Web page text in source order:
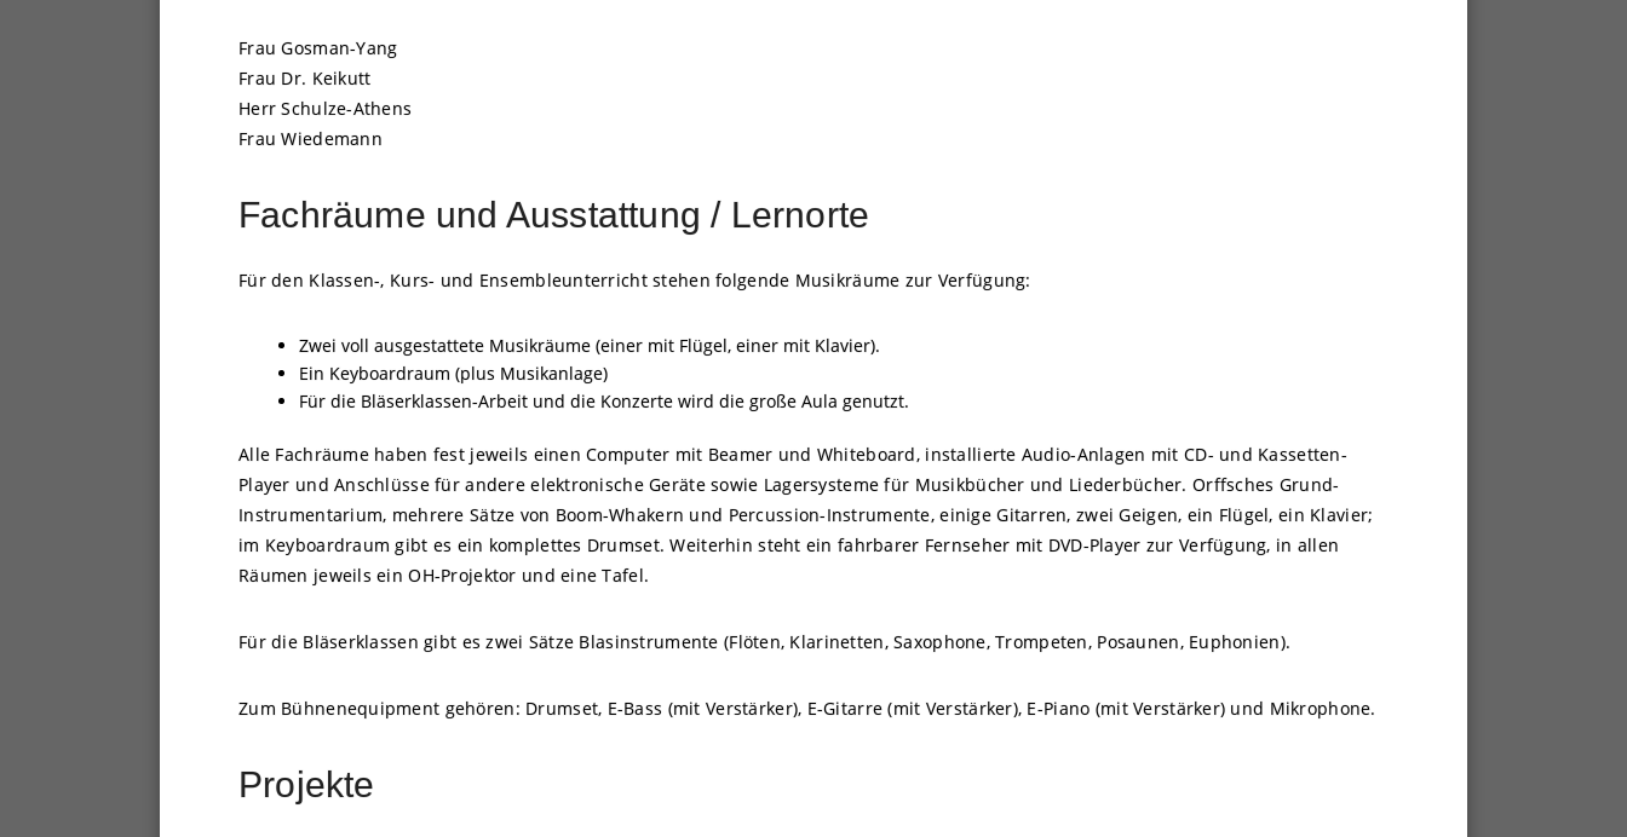
Frau Gosman-Yang
Frau Dr. Keikutt
Herr Schulze-Athens
Frau Wiedemann
Fachräume und Ausstattung / Lernorte
Für den Klassen-, Kurs- und Ensembleunterricht stehen folgende Musikräume zur Verfügung:
Zwei voll ausgestattete Musikräume (einer mit Flügel, einer mit Klavier).
Ein Keyboardraum (plus Musikanlage)
Für die Bläserklassen-Arbeit und die Konzerte wird die große Aula genutzt.
Alle Fachräume haben fest jeweils einen Computer mit Beamer und Whiteboard, installierte Audio-Anlagen mit CD- und Kassetten-
Player und Anschlüsse für andere elektronische Geräte sowie Lagersysteme für Musikbücher und Liederbücher. Orffsches Grund-
Instrumentarium, mehrere Sätze von Boom-Whakern und Percussion-Instrumente, einige Gitarren, zwei Geigen, ein Flügel, ein Klavier;
im Keyboardraum gibt es ein komplettes Drumset. Weiterhin steht ein fahrbarer Fernseher mit DVD-Player zur Verfügung, in allen
Räumen jeweils ein OH-Projektor und eine Tafel.
Für die Bläserklassen gibt es zwei Sätze Blasinstrumente (Flöten, Klarinetten, Saxophone, Trompeten, Posaunen, Euphonien).
Zum Bühnenequipment gehören: Drumset, E-Bass (mit Verstärker), E-Gitarre (mit Verstärker), E-Piano (mit Verstärker) und Mikrophone.
Projekte